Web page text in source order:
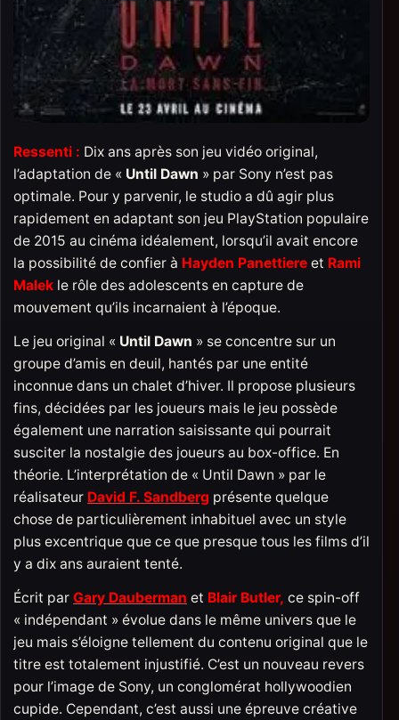
Ressenti : Dix ans après son jeu vidéo original,
l’adaptation de « Until Dawn » par Sony n’est pas
optimale. Pour y parvenir, le studio a dû agir plus
rapidement en adaptant son jeu PlayStation populaire
de 2015 au cinéma idéalement, lorsqu’il avait encore
la possibilité de confier à Hayden Panettiere et Rami
Malek le rôle des adolescents en capture de
mouvement qu’ils incarnaient à l’époque.
Le jeu original « Until Dawn » se concentre sur un
groupe d’amis en deuil, hantés par une entité
inconnue dans un chalet d’hiver. Il propose plusieurs
fins, décidées par les joueurs mais le jeu possède
également une narration saisissante qui pourrait
susciter la nostalgie des joueurs au box-office. En
théorie. L’interprétation de « Until Dawn » par le
réalisateur David F. Sandberg présente quelque
chose de particulièrement inhabituel avec un style
plus excentrique que ce que presque tous les films d’il
y a dix ans auraient tenté.
Écrit par Gary Dauberman et Blair Butler, ce spin-off
« indépendant » évolue dans le même univers que le
jeu mais s’éloigne tellement du contenu original que le
titre est totalement injustifié. C’est un nouveau revers
pour l’image de Sony, un conglomérat hollywoodien
cupide. Cependant, c’est aussi une épreuve créative